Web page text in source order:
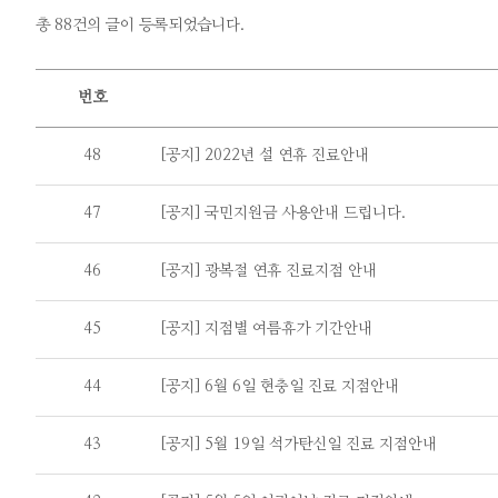
총 88건의 글이 등록되었습니다.
번호
48 [공지] 2022년 설 연휴 진료안내
47 [공지] 국민지원금 사용안내 드립니다.
46 [공지] 광복절 연휴 진료지점 안내
45 [공지] 지점별 여름휴가 기간안내
44 [공지] 6월 6일 현충일 진료 지점안내
43 [공지] 5월 19일 석가탄신일 진료 지점안내